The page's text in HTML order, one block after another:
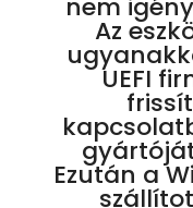
nem
Az
UEFI
Ezután a